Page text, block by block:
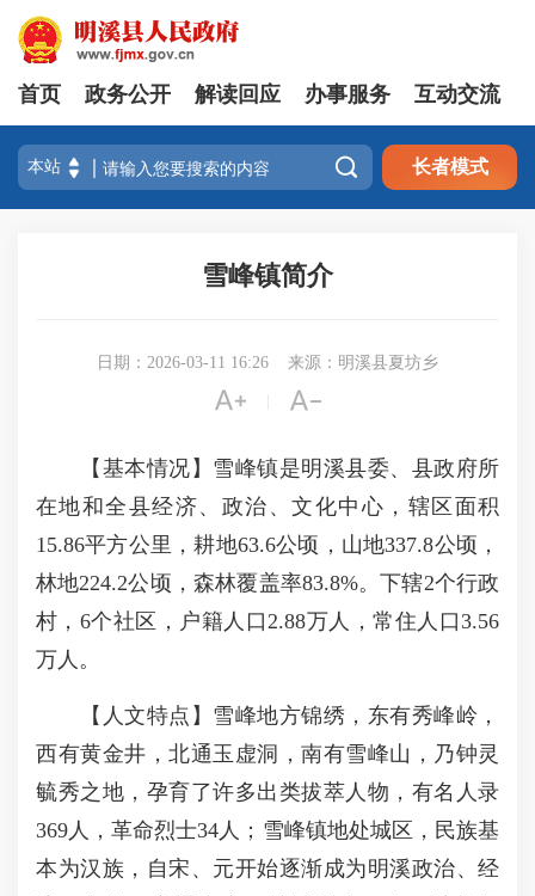
首页 政务公开 解读回应 办事服务 互动交流
 长者模式
雪峰镇简介
日期：2026-03-11 16:26 来源：明溪县夏坊乡
 
【基本情况】雪峰镇是明溪县委、县政府所
在地和全县经济、政治、文化中心，辖区面积
15.86平方公里，耕地63.6公顷，山地337.8公顷，
林地224.2公顷，森林覆盖率83.8%。下辖2个行政
村，6个社区，户籍人口2.88万人，常住人口3.56
万人。
【人文特点】雪峰地方锦绣，东有秀峰岭，
西有黄金井，北通玉虚洞，南有雪峰山，乃钟灵
毓秀之地，孕育了许多出类拔萃人物，有名人录
369人，革命烈士34人；雪峰镇地处城区，民族基
本为汉族，自宋、元开始逐渐成为明溪政治、经